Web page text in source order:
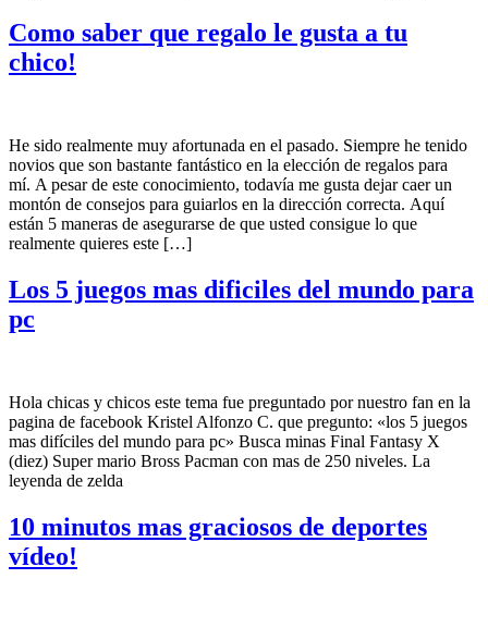
Como saber que regalo le gusta a tu
chico!
He sido realmente muy afortunada en el pasado. Siempre he tenido
novios que son bastante fantástico en la elección de regalos para
mí. A pesar de este conocimiento, todavía me gusta dejar caer un
montón de consejos para guiarlos en la dirección correcta. Aquí
están 5 maneras de asegurarse de que usted consigue lo que
realmente quieres este […]
Los 5 juegos mas dificiles del mundo para
pc
Hola chicas y chicos este tema fue preguntado por nuestro fan en la
pagina de facebook Kristel Alfonzo C. que pregunto: «los 5 juegos
mas difíciles del mundo para pc» Busca minas Final Fantasy X
(diez) Super mario Bross Pacman con mas de 250 niveles. La
leyenda de zelda
10 minutos mas graciosos de deportes
vídeo!